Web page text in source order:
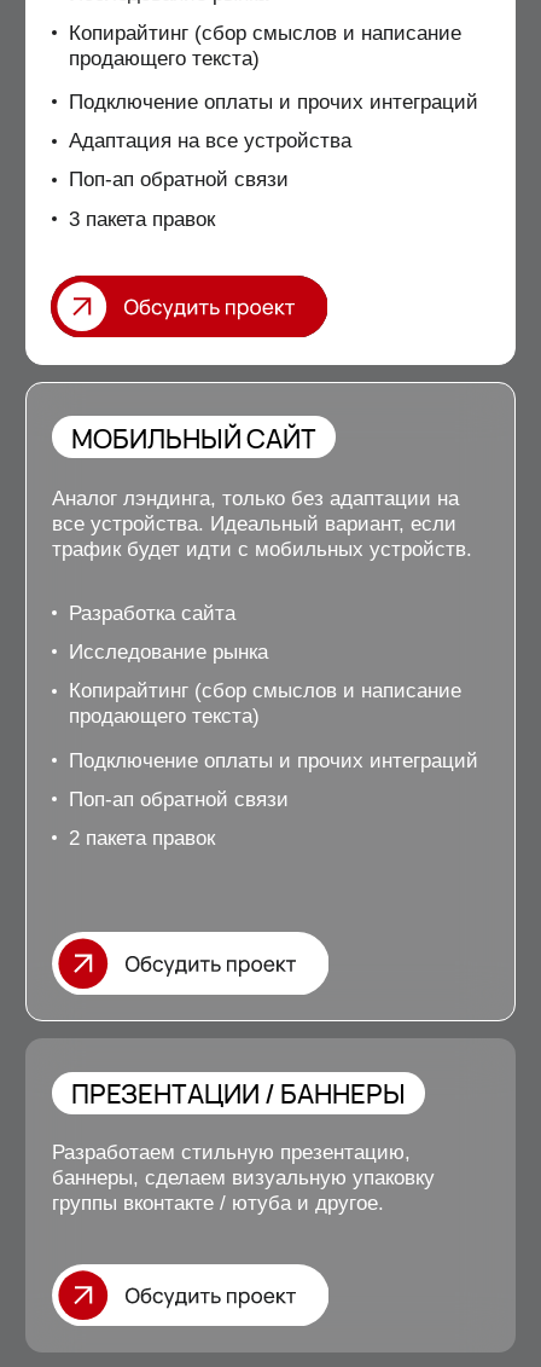
Разработка дизайна сайта
Исследование рынка
продающего текста)
Адаптация на все устройства
Быстрая разработка
лендинга в турбо-
формате
109.000 рублей
дней
9 0
продвижение
сайтов на Тильде